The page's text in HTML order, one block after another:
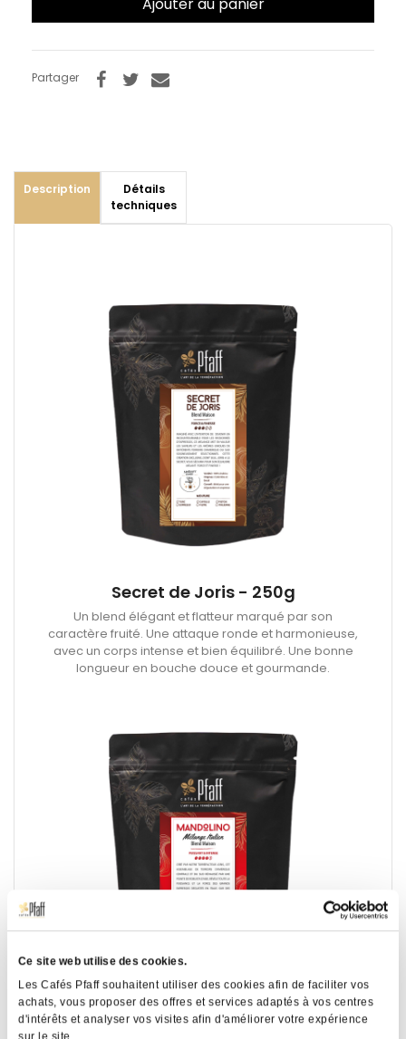
Ce site web utilise des cookies.
Les Cafés Pfaff souhaitent utiliser des cookies afin de faciliter vos
achats, vous proposer des offres et services adaptés à vos centres
d'intérêts et analyser vos visites afin d'améliorer votre expérience
sur le site.
Partager
Description
Détails
techniques
Secret de Joris - 250g
Un blend élégant et flatteur marqué par son
caractère fruité. Une attaque ronde et harmonieuse,
avec un corps intense et bien équilibré. Une bonne
longueur en bouche douce et gourmande.
Mandolino - 250g